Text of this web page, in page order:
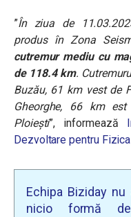
”În ziua de
produs în Zona
cutremur mediu cu
de 118.4 km.
Buzău, 61 km vest de
Gheorghe, 66 km
Ploiești”, informează
Dezvoltare pentru
Echipa Biziday
nicio formă